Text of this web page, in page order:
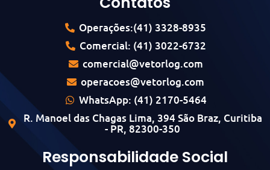
Operações:(41) 3328-8935
Comercial: (41) 3022-6732
comercial@vetorlog.com
operacoes@vetorlog.com
WhatsApp: (41) 2170-5464
R. Manoel das Chagas Lima, 394 São Braz, Curitiba
- PR, 82300-350
Responsabilidade Social